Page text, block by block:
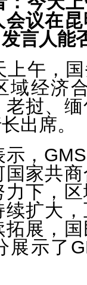
议在
言人能
上午，
域经济
挝、
出席。
示，
国家共
下，
续扩大
展，
展示了